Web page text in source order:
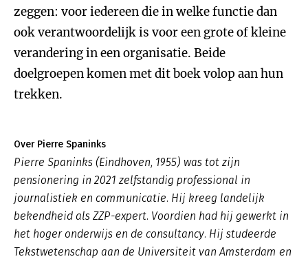
zeggen: voor iedereen die in welke functie dan
ook verantwoordelijk is voor een grote of kleine
verandering in een organisatie. Beide
doelgroepen komen met dit boek volop aan hun
trekken.
Over Pierre Spaninks
Pierre Spaninks (Eindhoven, 1955) was tot zijn
pensionering in 2021 zelfstandig professional in
journalistiek en communicatie. Hij kreeg landelijk
bekendheid als ZZP-expert. Voordien had hij gewerkt in
het hoger onderwijs en de consultancy. Hij studeerde
Tekstwetenschap aan de Universiteit van Amsterdam en